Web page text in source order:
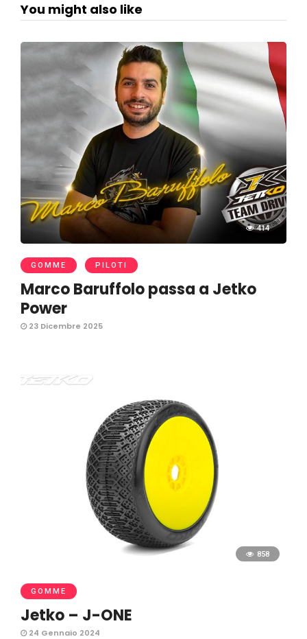
You might also like
414
GOMME PILOTI
Marco Baruffolo passa a Jetko
Power
23 Dicembre 2025
858
GOMME
Jetko – J-ONE
24 Gennaio 2024